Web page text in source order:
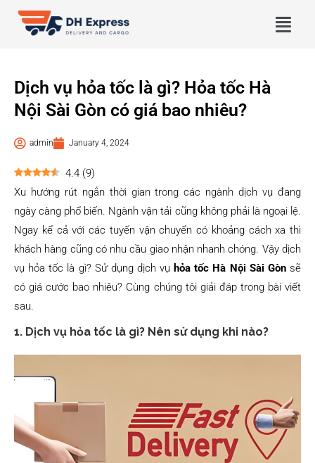
Dịch vụ hỏa tốc là gì? Hỏa tốc Hà
Nội Sài Gòn có giá bao nhiêu?
admin January 4, 2024
4.4 (9)
Xu hướng rút ngắn thời gian trong các ngành dịch vụ đang
ngày càng phổ biến. Ngành vận tải cũng không phải là ngoại lệ.
Ngay kể cả với các tuyến vận chuyển có khoảng cách xa thì
khách hàng cũng có nhu cầu giao nhận nhanh chóng. Vậy dịch
vụ hỏa tốc là gì? Sử dụng dịch vụ hỏa tốc Hà Nội Sài Gònsẽ
có giá cước bao nhiêu? Cùng chúng tôi giải đáp trong bài viết
sau.
1. Dịch vụ hỏa tốc là gì? Nên sử dụng khi nào?